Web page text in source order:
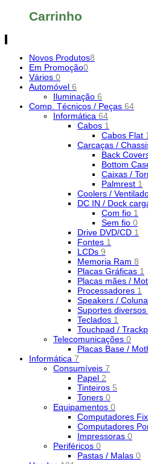
Carrinho
Novos Produtos8
Em Promoção0
Vários 0
Automóvel 6
Iluminação 6
Comp. Técnicos / Peças 64
Informática 64
Cabos 1
Cabos Flat 1
Carcaças /
Back
Bottom
Caixas /
Palmrest 1
Coolers /
DC IN / Dock
Com fio 1
Sem fio 0
Drive DVD/CD 1
Fontes 1
LCDs 9
Memoria Ram 8
Placas Gráficas 1
Placas mães /
Processadores 1
Speakers /
Suportes diversos
Teclados 1
Touchpad /
Telecomunicações 0
Placas Base /
Informática 7
Consumíveis 7
Papel 2
Tinteiros 5
Toners 0
Equipamentos 0
Computadores
Computadores
Impressoras 0
Periféricos 0
Pastas / Malas 0